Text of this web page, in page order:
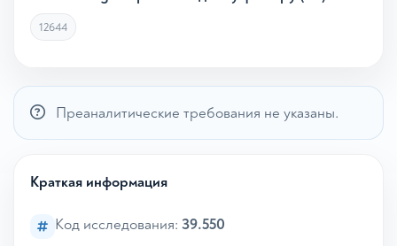
12644
Преаналитические требования не указаны.
Краткая информация
Код исследования: 39.550